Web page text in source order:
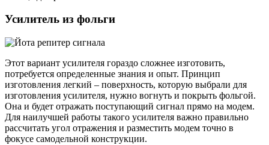
Усилитель из фольги
Этот вариант усилителя гораздо сложнее изготовить,
потребуется определенные знания и опыт. Принцип
изготовления легкий – поверхность, которую выбрали для
изготовления усилителя, нужно вогнуть и покрыть фольгой.
Она и будет отражать поступающий сигнал прямо на модем.
Для наилучшей работы такого усилителя важно правильно
рассчитать угол отражения и разместить модем точно в
фокусе самодельной конструкции.